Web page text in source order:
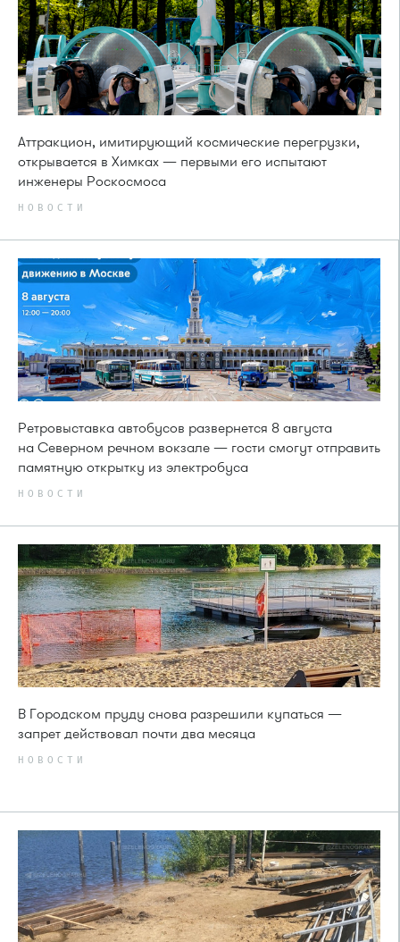
Аттракцион, имитирующий космические перегрузки,
открывается в Химках — первыми его испытают
инженеры Роскосмоса
НОВОСТИ
Ретровыставка автобусов развернется 8 августа
на Северном речном вокзале — гости смогут отправить
памятную открытку из электробуса
НОВОСТИ
В Городском пруду снова разрешили купаться —
запрет действовал почти два месяца
НОВОСТИ